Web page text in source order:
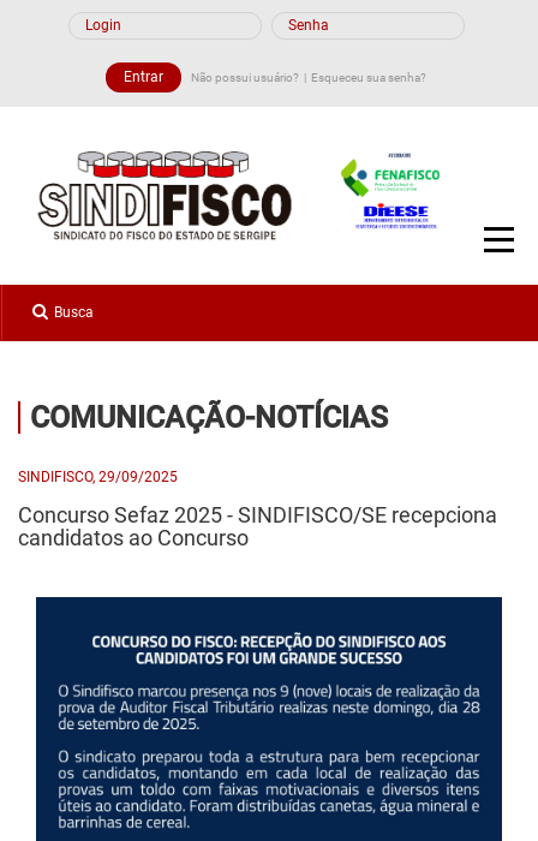
Não possui usuário? Esqueceu sua senha?
COMUNICAÇÃO-NOTÍCIAS
SINDIFISCO, 29/09/2025
Concurso Sefaz 2025 - SINDIFISCO/SE recepciona
candidatos ao Concurso